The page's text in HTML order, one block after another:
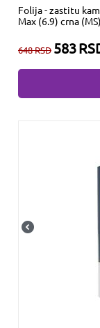
Folija - zastitu
Max (6.9) crna (MS)
648RSD 583